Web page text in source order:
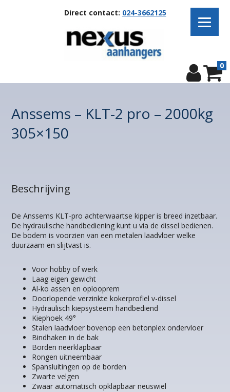
Direct contact: 024-3662125
0
Anssems – KLT-2 pro – 2000kg
305×150
Beschrijving
De Anssems KLT-pro achterwaartse kipper is breed inzetbaar.
De hydraulische handbediening kunt u via de dissel bedienen.
De bodem is voorzien van een metalen laadvloer welke
duurzaam en slijtvast is.
Voor hobby of werk
Laag eigen gewicht
Al-ko assen en oplooprem
Doorlopende verzinkte kokerprofiel v-dissel
Hydraulisch kiepsysteem handbediend
Kiephoek 49°
Stalen laadvloer bovenop een betonplex ondervloer
Bindhaken in de bak
Borden neerklapbaar
Rongen uitneembaar
Spansluitingen op de borden
Zwarte velgen
Zwaar automatisch opklapbaar neuswiel